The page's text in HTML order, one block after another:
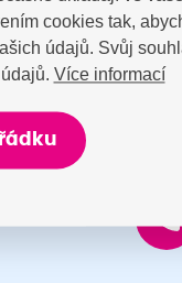
cookies tak,
údajů. Svůj
Více informací